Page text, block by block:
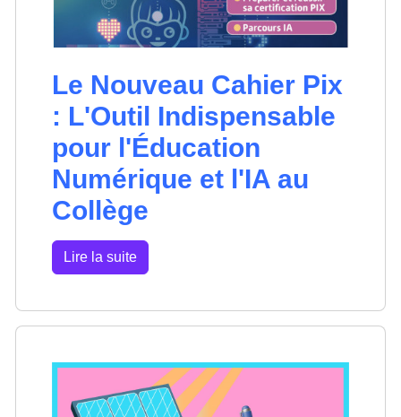
Le Nouveau Cahier Pix
: L'Outil Indispensable
pour l'Éducation
Numérique et l'IA au
Collège
Lire la suite